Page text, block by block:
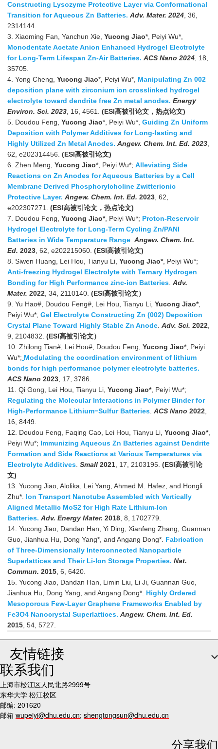
Constructing Lysozyme Protective Layer via Conformational
Transition for Aqueous Zn Batteries. Adv. Mater. 2024, 36,
2314144.
3. Xiaoming Fan, Yanchun Xie, Yucong Jiao*, Peiyi Wu*,
Monodentate Acetate Anion Enhanced Hydrogel Electrolyte
for Long-Term Lifespan Zn-Air Batteries. ACS Nano 2024, 18,
35705.
4. Yong Cheng, Yucong Jiao*, Peiyi Wu*, Manipulating Zn 002
deposition plane with zirconium ion crosslinked hydrogel
electrolyte toward dendrite free Zn metal anodes. Energy
Environ. Sci. 2023, 16, 4561. (ESI高被引论文，热点论文)
5. Doudou Feng, Yucong Jiao*, Peiyi Wu*, Guiding Zn Uniform
Deposition with Polymer Additives for Long-lasting and
Highly Utilized Zn Metal Anodes. Angew. Chem. Int. Ed. 2023,
62, e202314456. (ESI高被引论文)
6. Zhen Meng, Yucong Jiao*, Peiyi Wu*; Alleviating Side
Reactions on Zn Anodes for Aqueous Batteries by a Cell
Membrane Derived Phosphorylcholine Zwitterionic
Protective Layer. Angew. Chem. Int. Ed. 2023, 62,
e202307271. (ESI高被引论文，热点论文)
7. Doudou Feng, Yucong Jiao*, Peiyi Wu*; Proton-Reservoir
Hydrogel Electrolyte for Long-Term Cycling Zn/PANI
Batteries in Wide Temperature Range. Angew. Chem. Int.
Ed. 2023, 62, e202215060. (ESI高被引论文)
8. Siwen Huang, Lei Hou, Tianyu Li, Yucong Jiao*, Peiyi Wu*;
Anti-freezing Hydrogel Electrolyte with Ternary Hydrogen
Bonding for High Performance zinc-ion Batteries. Adv.
Mater. 2022, 34, 2110140. (ESI高被引论文）
9. Yu Hao#, Doudou Feng#, Lei Hou, Tianyu Li, Yucong Jiao*,
Peiyi Wu*; Gel Electrolyte Constructing Zn (002) Deposition
Crystal Plane Toward Highly Stable Zn Anode. Adv. Sci. 2022,
9, 2104832. (ESI高被引论文）
10. Zhilong Tian#, Lei Hou#, Doudou Feng, Yucong Jiao*, Peiyi
Wu*; Modulating the coordination environment of lithium
bonds for high performance polymer electrolyte batteries.
ACS Nano 2023, 17, 3786.
11. Qi Gong, Lei Hou, Tianyu Li, Yucong Jiao*, Peiyi Wu*;
Regulating the Molecular Interactions in Polymer Binder for
High-Performance Lithium−Sulfur Batteries. ACS Nano 2022,
16, 8449.
12. Doudou Feng, Faqing Cao, Lei Hou, Tianyu Li, Yucong Jiao*,
Peiyi Wu*; Immunizing Aqueous Zn Batteries against Dendrite
Formation and Side Reactions at Various Temperatures via
Electrolyte Additives. Small 2021, 17, 2103195. (ESI高被引论
文)
13. Yucong Jiao, Alolika, Lei Yang, Ahmed M. Hafez, and Hongli
Zhu*. Ion Transport Nanotube Assembled with Vertically
Aligned Metallic MoS2 for High Rate Lithium-Ion
Batteries. Adv. Energy Mater. 2018, 8, 1702779.
14. Yucong Jiao, Dandan Han, Yi Ding, Xianfeng Zhang, Guannan
Guo, Jianhua Hu, Dong Yang*, and Angang Dong*. Fabrication
of Three-Dimensionally Interconnected Nanoparticle
Superlattices and Their Li-Ion Storage Properties. Nat.
Commun. 2015, 6, 6420.
15. Yucong Jiao, Dandan Han, Limin Liu, Li Ji, Guannan Guo,
Jianhua Hu, Dong Yang, and Angang Dong*. Highly Ordered
Mesoporous Few-Layer Graphene Frameworks Enabled by
Fe3O4 Nanocrystal Superlattices. Angew. Chem. Int. Ed.
2015, 54, 5727.
友情链接
联系我们
上海市松江区人民北路2999号
东华大学 松江校区
邮编: 201620
邮箱 wupeiyi@dhu.edu.cn; shengtongsun@dhu.edu.cn
分享我们